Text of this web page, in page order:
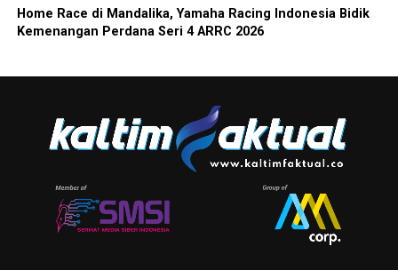
Home Race di Mandalika, Yamaha Racing Indonesia Bidik
Kemenangan Perdana Seri 4 ARRC 2026